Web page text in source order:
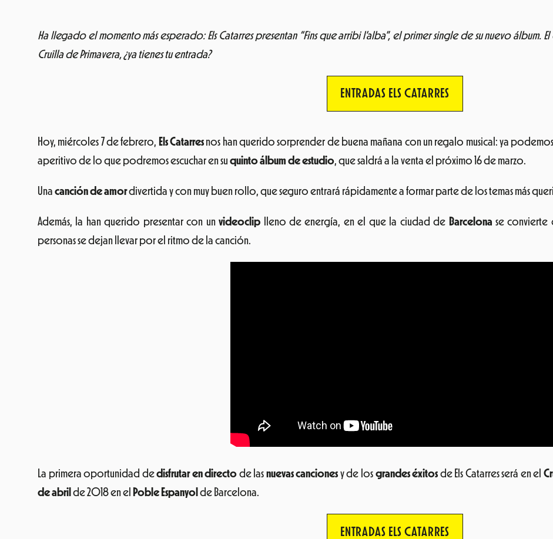
Ha llegado el momento más esperado: Els Catarres presentan “Fins que arribi l’alba”, el primer single de su nuevo
Cruïlla de Primavera, ¿ya tienes tu entrada?
ENTRADAS ELS CATARRES
Hoy, miércoles 7 de febrero, Els Catarres nos han querido sorprender de buena mañana con un regalo musical: ya
aperitivo de lo que podremos escuchar en su quinto álbum de estudio, que saldrá a la venta el próximo 16 de marzo.
Una canción de amordivertida y con muy buen rollo, que seguro entrará rápidamente a formar parte de los temas más
Además, la han querido presentar con unvideoclip lleno de energía, en el que la ciudad de Barcelona se
personas se dejan llevar por el ritmo de la canción.
La primera oportunidad dedisfrutar en directo de las nuevas canciones y de los grandes éxitos de Els Catarres será en el
de abril de 2018 en el Poble Espanyol de Barcelona.
ENTRADAS ELS CATARRES